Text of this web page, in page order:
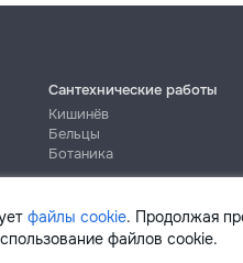
файлы cookie. Продолжая
файлов cookie.
Сантехнические работы
Кишинёв
Бельцы
Ботаника